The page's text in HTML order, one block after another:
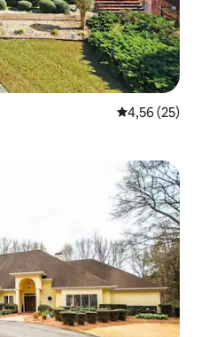
Prosječna
4,56 (25)
„Odabrali gosti”